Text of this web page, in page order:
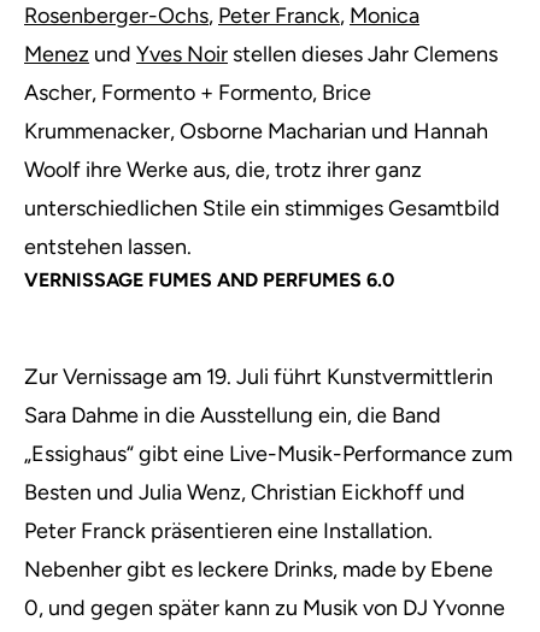
Rosenberger-Ochs, Peter Franck, Monica
Menez und Yves Noir stellen dieses Jahr Clemens
Ascher, Formento + Formento, Brice
Krummenacker, Osborne Macharian und Hannah
Woolf ihre Werke aus, die, trotz ihrer ganz
unterschiedlichen Stile ein stimmiges Gesamtbild
entstehen lassen.
VERNISSAGE FUMES AND PERFUMES 6.0
Zur Vernissage am 19. Juli führt Kunstvermittlerin
Sara Dahme in die Ausstellung ein, die Band
„Essighaus“ gibt eine Live-Musik-Performance zum
Besten und Julia Wenz, Christian Eickhoff und
Peter Franck präsentieren eine Installation.
Nebenher gibt es leckere Drinks, made by Ebene
0, und gegen später kann zu Musik von DJ Yvonne